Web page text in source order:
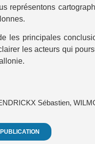
représentons
les principales
les acteurs qui
Sébastien,